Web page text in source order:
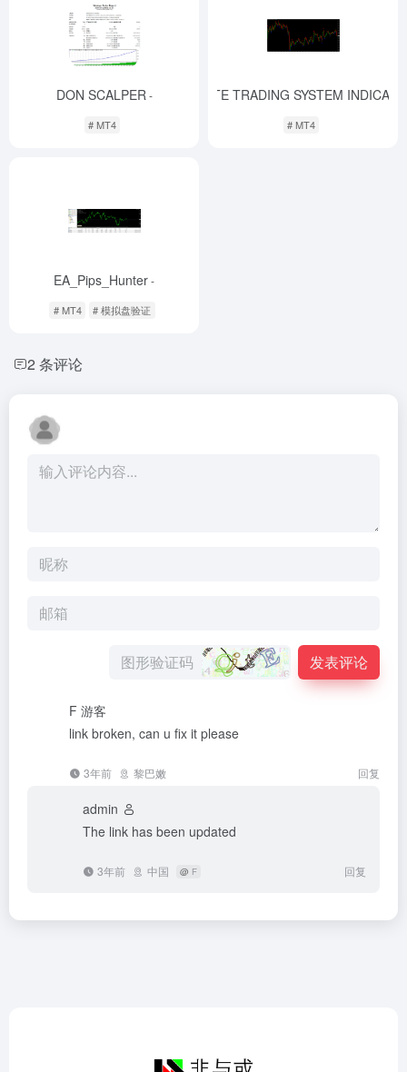
DON SCALPER -
# MT4
HIGH ACCURATE TRADING SYSTEM
# MT4
EA_Pips_Hunter-
# MT4 # 模拟盘验证
2 条评论
发表评论
F 游客
link broken, can u fix it please
3年前 黎巴嫩 回复
admin
The link has been updated
3年前 中国 @ F 回复